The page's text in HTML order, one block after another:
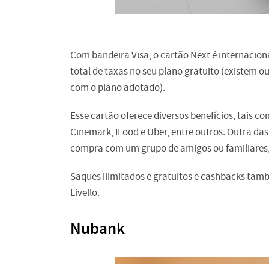
Com bandeira Visa, o cartão Next é
total de taxas no seu plano gratuito (existem
com o plano adotado).
Esse cartão oferece diversos benefícios, tais
Cinemark, IFood e Uber, entre outros. Outra
compra com um grupo de amigos ou
Saques ilimitados e gratuitos e cashbacks
Livello.
Nubank